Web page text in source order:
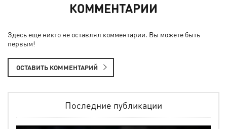
КОММЕНТАРИИ
Здесь еще никто не оставлял комментарии. Вы можете быть
первым!
ОСТАВИТЬ КОММЕНТАРИЙ
Последние публикации